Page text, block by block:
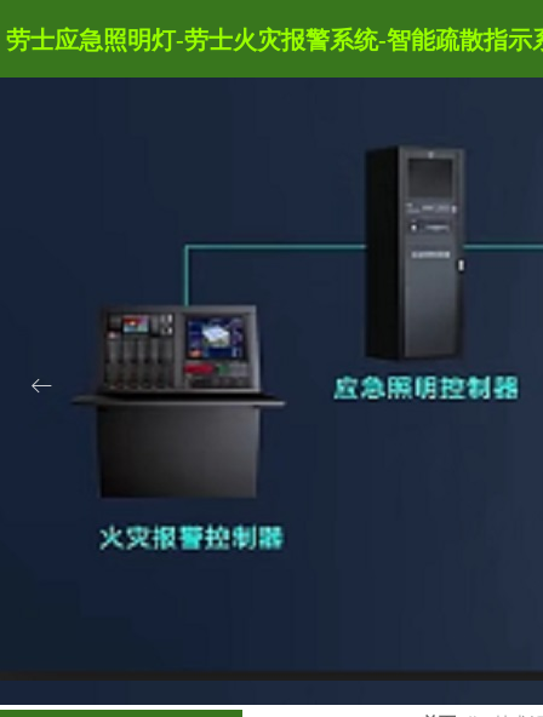
劳士应急照明灯-劳士火灾报警系统-智能疏散指示
ꂃ